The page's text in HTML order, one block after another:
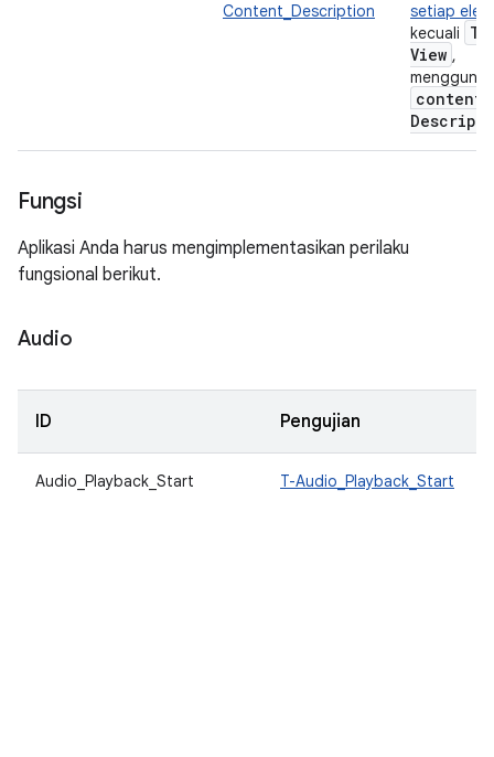
Content_Description
setiap
kecuali
View ,
content
Fungsi
Aplikasi Anda harus mengimplementasikan perilaku
fungsional berikut.
Audio
ID Pengujian
Audio_Playback_Start T-Audio_Playback_Start